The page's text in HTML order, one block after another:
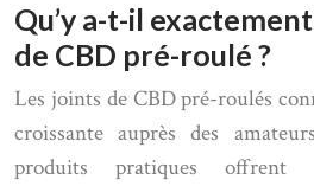
Qu’y a-t-il
de CBD pré-roulé ?
Les joints de CBD pré-roulés
croissante auprès des
produits pratiques offrent